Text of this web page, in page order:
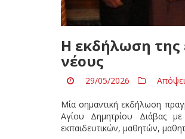
Η εκδήλωση της
νέους
29/05/2026
Μία σημαντική εκδήλωση
Αγίου Δημητρίου Διάβας
εκπαιδευτικών, μαθητών,